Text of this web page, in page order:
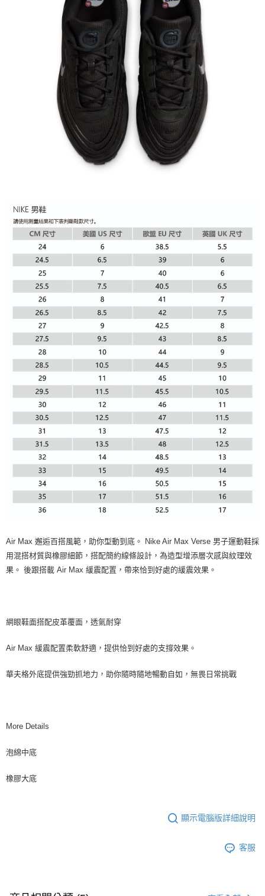
Air Max 邂逅百搭風範，助你型動到底。 Nike Air Max Verse 男子運動鞋採
用混搭材質與橡膠細節，搭配簡約線條設計，為造型增添層次感與紋理效
果。 後跟搭載 Air Max 緩震配置，帶來恰到好處的緩震效果。
網眼鞋面搭配皮革覆面，透氣耐穿
Air Max 緩震配置柔軟舒適，提供恰到好處的支撐效果。
華夫格外底提供強勁抓地力，助你隨時隨地暢動自如，無畏日常挑戰
More Details
泡綿中底
橡膠大底
顯示電腦版詳細說明
客服